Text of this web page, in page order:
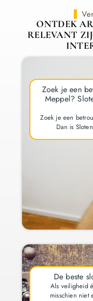
ONTDEK
RELEVANT
Zoek je een
Meppel?
Zoek je een
Dan is
De beste
Als veiligheid
misschien niet